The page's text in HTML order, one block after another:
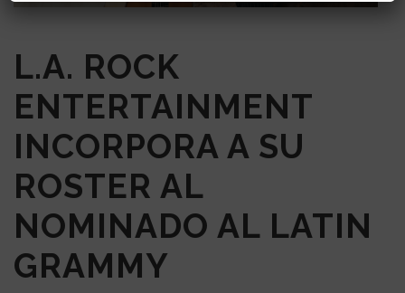
L.A. ROCK
ENTERTAINMENT
INCORPORA A SU
ROSTER AL
NOMINADO AL LATIN
GRAMMY